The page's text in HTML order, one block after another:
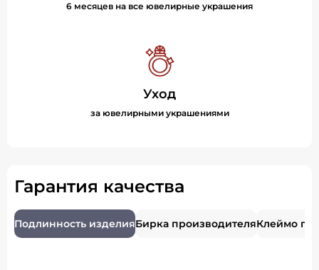
6 месяцев на все ювелирные украшения
Уход
за ювелирными украшениями
Гарантия качества
Подлинность изделияБирка производителяКлеймо